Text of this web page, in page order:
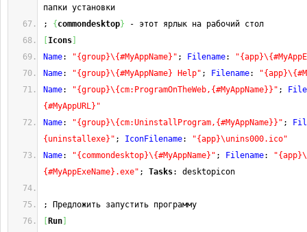
папки установки
; { commondesktop} - этот ярлык на рабочий стол
Icons
Name: "{group}\{#MyAppName}" ; Filename:
Name: "{group}\{#MyAppName} Help" ; Filename:
Name: "{group}\{cm:ProgramOnTheWeb,{#MyAppName}}" ;
{#MyAppURL}"
Name: "{group}\{cm:UninstallProgram,{#MyAppName}}" ;
{uninstallexe}" ; IconFilename:
"{app}\unins000.ico"
Name: "{commondesktop}\{#MyAppName}" ; Filename:
"{app}\
{#MyAppExeName}.exe" ; Tasks: desktopicon
; Предложить запустить программу
Run